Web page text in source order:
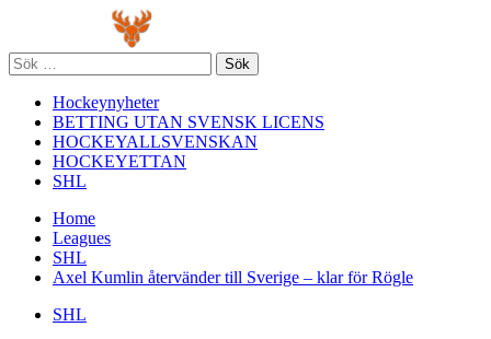
content
Sök
efter:
Hockeynyheter
BETTING UTAN SVENSK LICENS
HOCKEYALLSVENSKAN
HOCKEYETTAN
SHL
Home
Leagues
SHL
Axel Kumlin återvänder till Sverige – klar för Rögle
SHL